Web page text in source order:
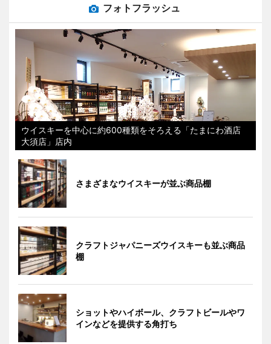
フォトフラッシュ
ウイスキーを中心に約600種類をそろえる「たまにわ酒店
大須店」店内
さまざまなウイスキーが並ぶ商品棚
クラフトジャパニーズウイスキーも並ぶ商品
棚
ショットやハイボール、クラフトビールやワ
インなどを提供する角打ち